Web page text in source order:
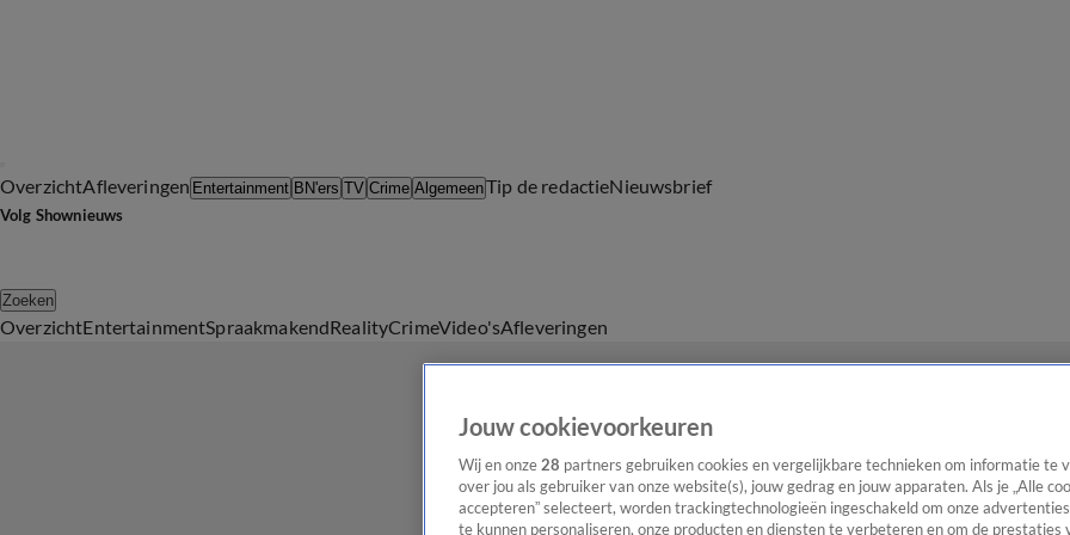
OverzichtAfleveringen Entertainment BN'ers TV Crime AlgemeenTip de redactieNieuwsbrief
Volg Shownieuws
Zoeken
OverzichtEntertainmentSpraakmakendRealityCrimeVideo'sAfleveringen
Jouw cookievoorkeuren
Wij en onze 28 partners gebruiken cookies en vergelijkbare technieken om informatie te
over jou als gebruiker van onze website(s), jouw gedrag en jouw apparaten. Als je „Alle
accepteren” selecteert, worden trackingtechnologieën ingeschakeld om onze
te kunnen personaliseren, onze producten en diensten te verbeteren en om de prestaties